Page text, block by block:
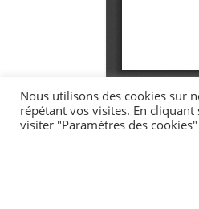
Nous utilisons des cookies sur
répétant vos visites. En
visiter "Paramètres des